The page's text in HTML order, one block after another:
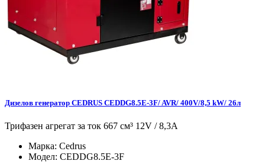
Дизелов генератор CEDRUS CEDDG8.5E-3F/ AVR/ 400V/8,5 kW/ 26л
Трифазен агрегат за ток 667 см³ 12V / 8,3A
Марка: Cedrus
Модел: CEDDG8.5E-3F